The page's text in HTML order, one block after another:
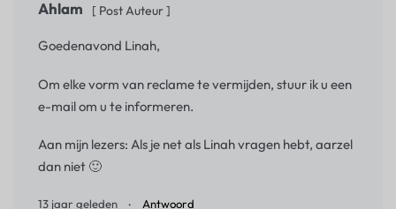
Ahlam [ Post Auteur ]
Goedenavond Linah,
Om elke vorm van reclame te vermijden, stuur ik u een
e-mail om u te informeren.
Aan mijn lezers: Als je net als Linah vragen hebt, aarzel
dan niet 🙂
13 jaar geleden Antwoord